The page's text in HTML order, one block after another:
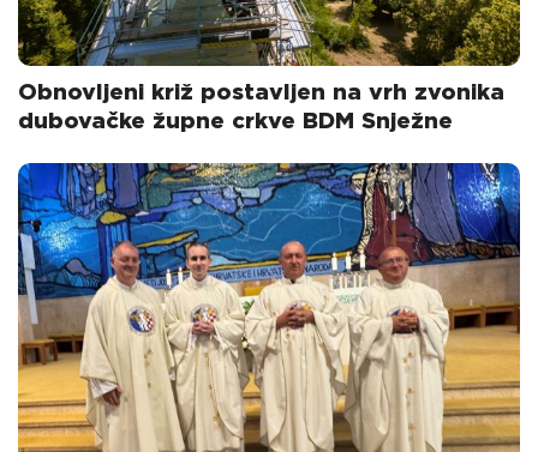
Obnovljeni križ postavljen na vrh zvonika
dubovačke župne crkve BDM Snježne